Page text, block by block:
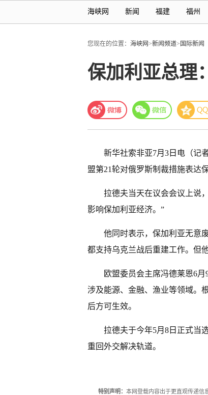
海峡网 新闻 福建 福州
您现在的位置： 海峡网>新闻频道> 国际新闻
保加利亚总理
新华社索非亚7月3日电（记
盟第21轮对俄罗斯制裁措施表达
拉德夫当天在议会会议上说
影响保加利亚经济。”
他同时表示，保加利亚无意
都支持乌克兰战后重建工作。但
欧盟委员会主席冯德莱恩6
涉及能源、金融、渔业等领域。
后方可生效。
拉德夫于今年5月8日正式当
重回外交解决轨道。
特别声明： 本网登载内容出于更直观传递信